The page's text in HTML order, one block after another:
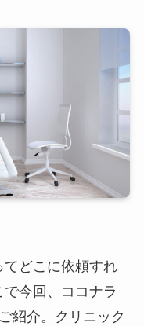
てどこに依頼すれ
今回、ココナラ
紹介。クリニック